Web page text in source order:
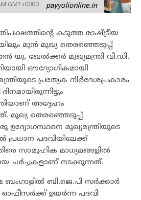
GMT+0000 payyolionline.in
കടുത്ത രാഷ്ട്രീയ
മുൻ മുഖ്യ തെരഞ്ഞെടുപ്പ്
ഖേൽക്കർ മുഖ്യമന്ത്രി വി.ഡി.
ഔദ്യോഗികമായി
പ്രത്യേക നിർദേശപ്രകാരം
അദ്ദേഹം
മുഖ്യ തെരഞ്ഞെടുപ്പ്
ഉദ്യോഗസ്ഥനെ മുഖ്യമന്ത്രിയുടെ
പ്രധാന പദവിയിലേക്ക്
സാമൂഹിക മാധ്യമങ്ങളിൽ
ചർച്ചകളാണ് നടക്കുന്നത്.
ബംഗാളിൽ ബി.ജെ.പി സർക്കാർ
ഉയർന്ന പദവി